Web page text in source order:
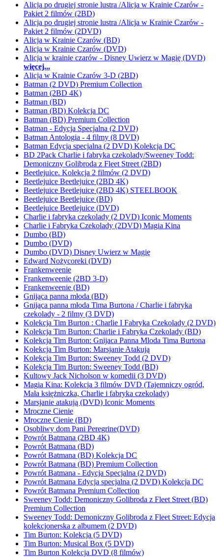
Alicja po drugiej stronie lustra /Alicja w Krainie Czarów -
Pakiet 2 filmów (2BD)
Alicja po drugiej stronie lustra /Alicja w Krainie Czarów -
Pakiet 2 filmów (2DVD)
Alicja w Krainie Czarów (BD)
Alicja w Krainie Czarów (DVD)
Alicja w krainie czarów - Disney Uwierz w Magię (DVD)
więcej...
Alicja w Krainie Czarów 3-D (2BD)
Batman (2 DVD) Premium Collection
Batman (2BD 4K)
Batman (BD)
Batman (BD) Kolekcja DC
Batman (BD) Premium Collection
Batman - Edycja Specjalna (2 DVD)
Batman Antologia - 4 filmy (8 DVD)
Batman Edycja specjalna (2 DVD) Kolekcja DC
BD 2Pack Charlie i fabryka czekolady/Sweeney Todd:
Demoniczny Golibroda z Fleet Street (2BD)
Beetlejuice. Kolekcja 2 filmów (2 DVD)
Beetlejuice Beetlejuice (2BD 4K)
Beetlejuice Beetlejuice (2BD 4K) STEELBOOK
Beetlejuice Beetlejuice (BD)
Beetlejuice Beetlejuice (DVD)
Charlie i fabryka czekolady (2 DVD) Iconic Moments
Charlie i Fabryka Czekolady (2DVD) Magia Kina
Dumbo (BD)
Dumbo (DVD)
Dumbo (DVD) Disney Uwierz w Magię
Edward Nożycoreki (DVD)
Frankenweenie
Frankenweenie (2BD 3-D)
Frankenweenie (BD)
Gnijąca panna młoda (BD)
Gnijąca panna młoda Tima Burtona / Charlie i fabryka
czekolady - 2 filmy (3 DVD)
Kolekcja Tim Burton : Charlie I Fabryka Czekolady (2 DVD)
Kolekcja Tim Burton: Charlie i Fabryka Czekolady (BD)
Kolekcja Tim Burton: Gnijaca Panna Mloda Tima Burtona
Kolekcja Tim Burton: Marsjanie Atakują
Kolekcja Tim Burton: Sweeney Todd (2 DVD)
Kolekcja Tim Burton: Sweeney Todd (BD)
Kultowy Jack Nicholson w komedii (3 DVD)
Magia Kina: Kolekcja 3 filmów DVD (Tajemniczy ogród,
Mała księżniczka, Charlie i fabryka czekolady)
Marsjanie atakują (DVD) Iconic Moments
Mroczne Cienie
Mroczne Cienie (BD)
Osobliwy dom Pani Peregrine(DVD)
Powrót Batmana (2BD 4K)
Powrót Batmana (BD)
Powrót Batmana (BD) Kolekcja DC
Powrót Batmana (BD) Premium Collection
Powrót Batmana - Edycja Specjalna (2 DVD)
Powrót Batmana Edycja specjalna (2 DVD) Kolekcja DC
Powrót Batmana Premium Collection
Sweeney Todd: Demoniczny Golibroda z Fleet Street (BD)
Premium Collection
Sweeney Todd: Demoniczny Golibroda z Fleet Street: Edycja
kolekcjonerska z albumem (2 DVD)
Tim Burton: Kolekcja (5 DVD)
Tim Burton: Musical Box (5 DVD)
Tim Burton Kolekcja DVD (8 filmów)